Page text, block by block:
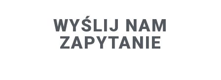
WYŚLIJ NAM
ZAPYTANIE